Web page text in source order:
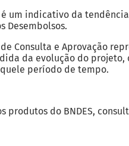
é um indicativo da
Desembolsos.
Consulta e Aprovação
da evolução do projeto,
período de tempo.
produtos do BNDES,